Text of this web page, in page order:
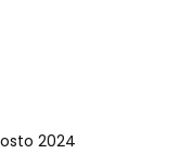
2024